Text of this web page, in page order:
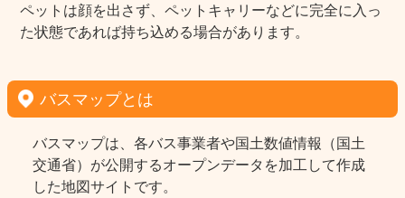
ペットは顔を出さず、ペットキャリーなどに完全に入っ
た状態であれば持ち込める場合があります。
バスマップとは
バスマップは、各バス事業者や国土数値情報（国土
交通省）が公開するオープンデータを加工して作成
した地図サイトです。